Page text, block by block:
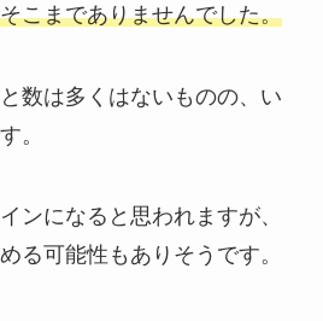
こまでありませんでした。
数は多くはないものの、い
。
ンになると思われますが、
る可能性もありそうです。